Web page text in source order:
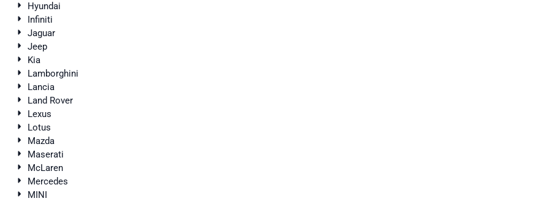
Hyundai
Infiniti
Jaguar
Jeep
Kia
Lamborghini
Lancia
Land Rover
Lexus
Lotus
Mazda
Maserati
McLaren
Mercedes
MINI